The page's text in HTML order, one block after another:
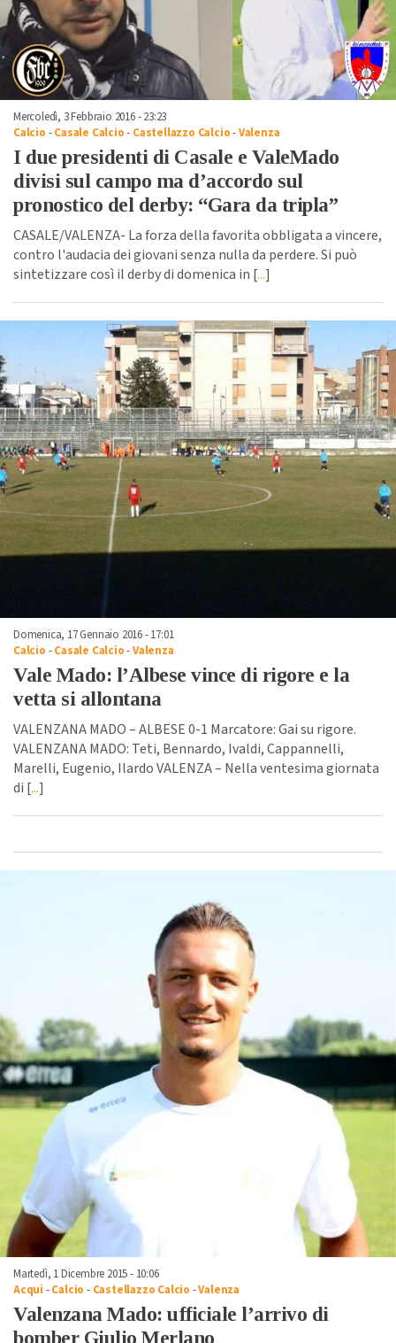
Mercoledì, 3 Febbraio 2016 - 23:23
Calcio -Casale Calcio- Castellazzo Calcio-Valenza
I due presidenti di Casale e ValeMado
divisi sul campo ma d’accordo sul
pronostico del derby: “Gara da tripla”
CASALE/VALENZA- La forza della favorita obbligata a vincere,
contro l'audacia dei giovani senza nulla da perdere. Si può
sintetizzare così il derby di domenica in [...]
Domenica, 17 Gennaio 2016 - 17:01
Calcio -Casale Calcio-Valenza
Vale Mado: l’Albese vince di rigore e la
vetta si allontana
VALENZANA MADO – ALBESE 0-1 Marcatore: Gai su rigore.
VALENZANA MADO: Teti, Bennardo, Ivaldi, Cappannelli,
Marelli, Eugenio, Ilardo VALENZA – Nella ventesima giornata
di [...]
Martedì, 1 Dicembre 2015 - 10:06
Acqui -Calcio - Castellazzo Calcio -Valenza
Valenzana Mado: ufficiale l’arrivo di
bomber Giulio Merlano